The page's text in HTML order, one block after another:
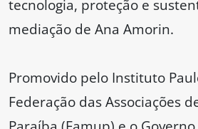
tecnologia, proteção e
mediação de Ana Amorin.
Promovido pelo Instituto
Federação das Associações